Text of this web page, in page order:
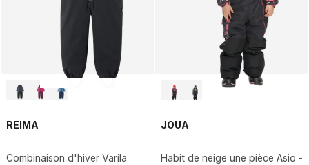
REIMA
Combinaison d'hiver Varila
JOUA
Habit de neige une pièce Asio -